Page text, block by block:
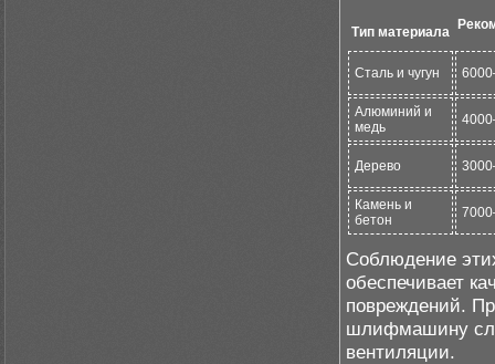
Тип материала
Сталь и чугун
Алюминий и
медь
Дерево
Камень и
бетон
Соблюдение
обеспечивает
повреждений.
шлифмашину
вентиляции.